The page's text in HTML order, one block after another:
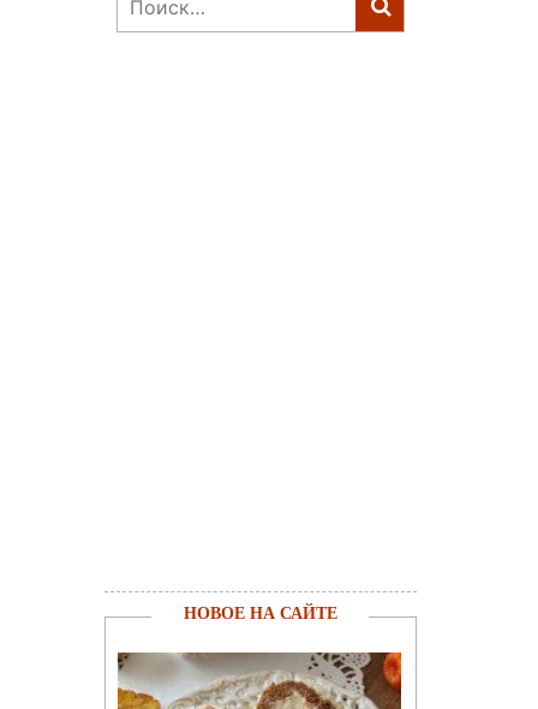
НОВОЕ НА САЙТЕ